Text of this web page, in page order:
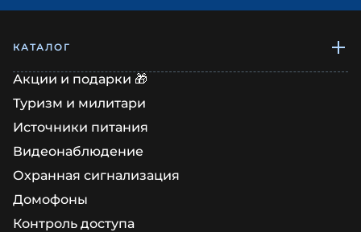
КАТАЛОГ
Акции и подарки 🎁
Туризм и милитари
Источники питания
Видеонаблюдение
Охранная сигнализация
Домофоны
Контроль доступа